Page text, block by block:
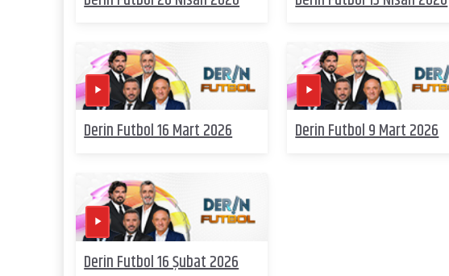
Derin Futbol 16 Mart 2026 Derin Futbol 9 Mart 2026
Derin Futbol 16 Şubat 2026